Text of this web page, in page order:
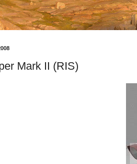
Mark II (RIS)